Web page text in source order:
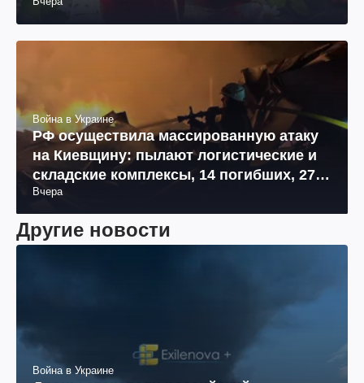
Война в Украине
РФ осуществила массированную атаку
на Киевщину: пылают логистические и
складские комплексы, 14 погибших, 27
раненых (фото, видео)
Вчера
Другие новости
Война в Украине